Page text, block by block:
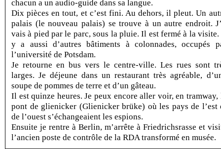
chacun a un audio-guide dans sa langue.
Dix pièces en tout, et c’est fini. Au dehors, il pleut. Un
palais (le nouveau palais) se trouve à un autre endroit.
vais à pied par le parc, sous la pluie. Il est fermé à la
y a aussi d’autres bâtiments à colonnades, occupés
l’université de Potsdam.
Je retourne en bus vers le centre-ville. Les rues sont
larges. Je déjeune dans un restaurant très agréable,
soupe de pommes de terre et d’un gâteau.
Il est quinze heures. Je peux encore aller voir, en tramway,
pont de glienicker (Glienicker brüke) où les pays de l’est
de l’ouest s’échangeaient les espions.
Ensuite je rentre à Berlin, m’arrête à Friedrichsrasse et
l’ancien poste de contrôle de la RDA transformé en musée.